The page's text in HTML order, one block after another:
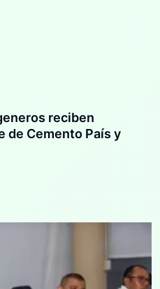
reciben
de Cemento País y